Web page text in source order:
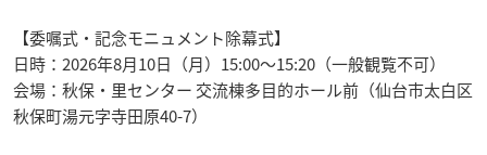
【委嘱式・記念モニュメント除幕式】
日時：2026年8月10日（月）15:00〜15:20（一般観覧不可）
会場：秋保・里センター 交流棟多目的ホール前（仙台市太白区
秋保町湯元字寺田原40-7）